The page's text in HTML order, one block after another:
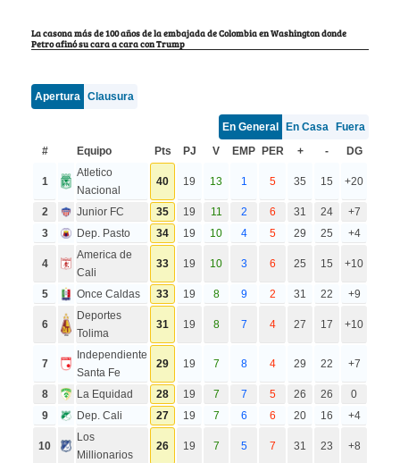
La casona más de 100 años de la embajada de Colombia en Washington donde
Petro afinó su cara a cara con Trump
Apertura Clausura
En General En Casa
Fuera
#
Equipo Pts PJ V EMP PER + - DG
1
Atletico
Nacional
40 19 13 1 5 35 15 +20
2 Junior FC 35 19 11 2 6 31 24
+7
3
Dep. Pasto 34 19 10 4 5 29 25 +4
4
America de
Cali
33 19 10 3 6 25 15 +10
5 Once Caldas 33 19 8 9 2 31 22 +9
6
Deportes
Tolima
31 19 8 7 4 27 17 +10
7
Independiente
Santa Fe
29 19 7 8 4 29 22 +7
8 La Equidad 28 19 7 7 5 26 26
0
9
Dep. Cali 27 19 7 6 6 20 16 +4
10
Los
Millionarios
26 19 7 5 7 31 23 +8